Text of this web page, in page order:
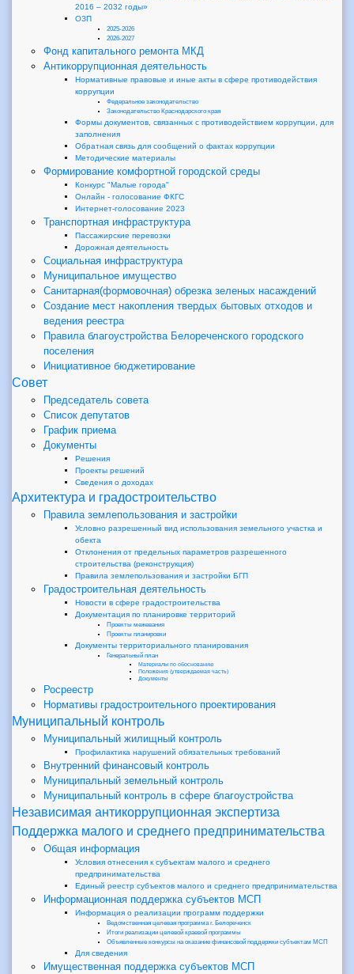
2016 – 2032 годы»
ОЗП
2025-2026
2026-2027
Фонд капитального ремонта МКД
Антикоррупционная деятельность
Нормативные правовые и иные акты в сфере противодействия
коррупции
Федеральное законодательство
Законодательство Краснодарского края
Формы документов, связанных с противодействием коррупции, для
заполнения
Обратная связь для сообщений о фактах коррупции
Методические материалы
Формирование комфортной городской среды
Конкурс "Малые города"
Онлайн - голосование ФКГС
Интернет-голосование 2023
Транспортная инфраструктура
Пассажирские перевозки
Дорожная деятельность
Социальная инфраструктура
Муниципальное имущество
Санитарная(формовочная) обрезка зеленых насаждений
Создание мест накопления твердых бытовых отходов и
ведения реестра
Правила благоустройства Белореченского городского
поселения
Инициативное бюджетирование
Совет
Председатель совета
Список депутатов
График приема
Документы
Решения
Проекты решений
Сведения о доходах
Архитектура и градостроительство
Правила землепользования и застройки
Условно разрешенный вид использования земельного участка и
обекта
Отклонения от предельных параметров разрешенного
строительства (реконструкция)
Правила землепользования и застройки БГП
Градостроительная деятельность
Новости в сфере градостроительства
Документация по планировке территорий
Проекты межевания
Проекты планировки
Документы территориального планирования
Генеральный план
Материалы по обоснованию
Положения (утверждаемая часть)
Документы
Росреестр
Нормативы градостроительного проектирования
Муниципальный контроль
Муниципальный жилищный контроль
Профилактика нарушений обязательных требований
Внутренний финансовый контроль
Муниципальный земельный контроль
Муниципальный контроль в сфере благоустройства
Независимая антикоррупционная экспертиза
Поддержка малого и среднего предпринимательства
Общая информация
Условия отнесения к субъектам малого и среднего
предпринимательства
Единый реестр субъектов малого и среднего предпринимательства
Информационная поддержка субъектов МСП
Информация о реализации программ поддержки
Ведомственная целевая программа г. Белореченск
Итоги реализации целевой краевой программы
Объявленные конкурсы на оказание финансовой поддержки субъектам МСП
Для сведения
Имущественная поддержка субъектов МСП